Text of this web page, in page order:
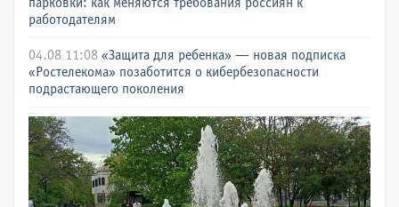
парковки: как меняются требования россиян к
работодателям
04.08 11:08 «Защита для ребенка» — новая подписка
«Ростелекома» позаботится о кибербезопасности
подрастающего поколения